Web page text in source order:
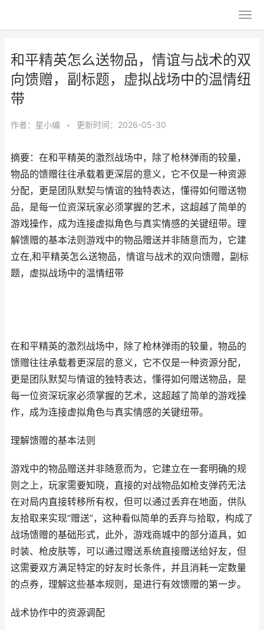
和平精英怎么送物品，情谊与战术的双
向馈赠，副标题，虚拟战场中的温情纽
带
作者： 星小编 • 更新时间：2026-05-30
摘要：在和平精英的激烈战场中，除了枪林弹雨的较量，
物品的馈赠往往承载着更深层的意义，它不仅是一种资源
分配，更是团队默契与情谊的独特表达，懂得如何赠送物
品，是每一位资深玩家必须掌握的艺术，这超越了简单的
游戏操作，成为连接虚拟角色与真实情感的关键纽带。理
解馈赠的基本法则游戏中的物品赠送并非随意而为，它建
立在,和平精英怎么送物品，情谊与战术的双向馈赠，副标
题，虚拟战场中的温情纽带
在和平精英的激烈战场中，除了枪林弹雨的较量，物品的
馈赠往往承载着更深层的意义，它不仅是一种资源分配，
更是团队默契与情谊的独特表达，懂得如何赠送物品，是
每一位资深玩家必须掌握的艺术，这超越了简单的游戏操
作，成为连接虚拟角色与真实情感的关键纽带。
理解馈赠的基本法则
游戏中的物品赠送并非随意而为，它建立在一套明确的规
则之上，玩家需要知晓，直接的对战物品如枪支弹药无法
在对局内直接转移所有权，但可以通过丢弃在地面，供队
友拾取来实现“赠送”，这种看似简单的丢弃与拾取，构成了
战场馈赠的基础形式，此外，游戏商城中的部分道具，如
时装、枪皮肤等，可以通过赠送系统直接赠送给好友，但
这需要双方满足特定的好友时长条件，并且消耗一定数量
的点券，理解这些基本规则，是进行有效馈赠的第一步。
战术协作中的资源调配